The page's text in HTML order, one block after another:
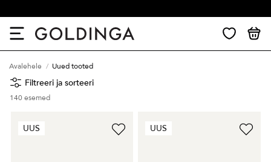
Avalehele Uued tooted
UUS UUS
Filtreeri ja sorteeri
140esemed